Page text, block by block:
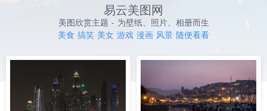
易云美图网
美图欣赏主题 - 为壁纸、照片、相册而生
美食 搞笑 美女 游戏 漫画 风景 随便看看